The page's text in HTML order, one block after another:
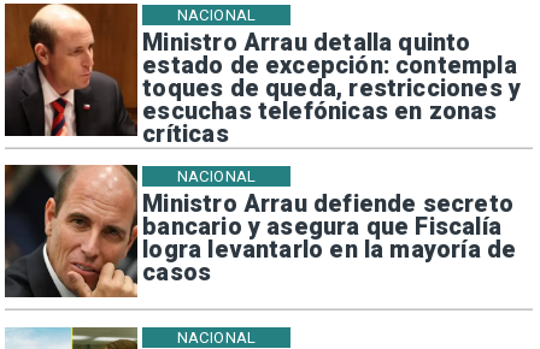
Ministro Arrau detalla quinto
estado de excepción: contempla
toques de queda, restricciones y
escuchas telefónicas en zonas
críticas
NACIONAL
Ministro Arrau defiende secreto
bancario y asegura que Fiscalía
logra levantarlo en la mayoría de
casos
NACIONAL
NACIONAL